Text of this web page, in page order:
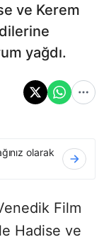
ve Kerem
yağdı.
olarak
Film
Hadise ve